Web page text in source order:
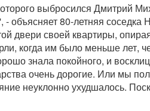
выбросился Дмитрий
80-летняя
двери своей квартиры,
когда им было меньше
знала покойного, и
очень дорогие. Или мы
неуклонно ухудшалось.